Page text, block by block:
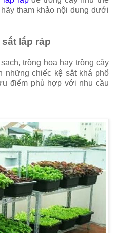
tham khảo nội dung dưới
lắp ráp
trồng hoa hay trồng cây
những chiếc kệ sắt khá phổ
điểm phù hợp với nhu cầu